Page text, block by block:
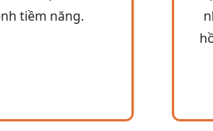
tiềm năng.